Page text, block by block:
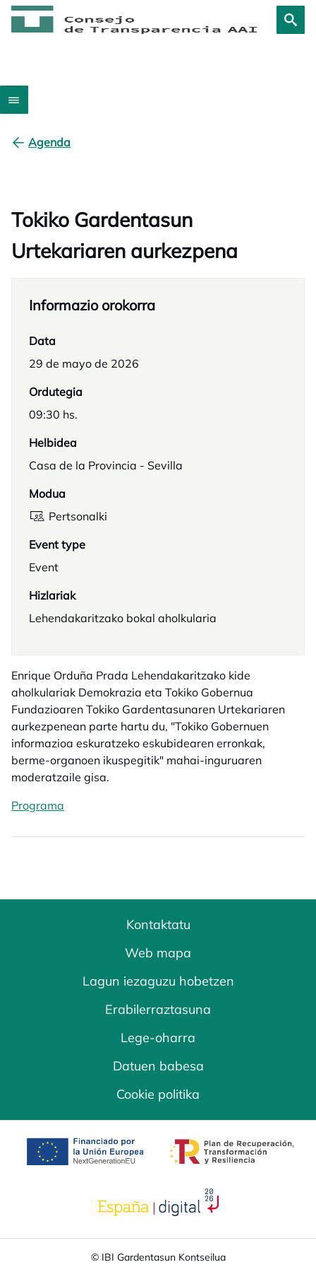
Agenda
Tokiko Gardentasun
Urtekariaren aurkezpena
Informazio orokorra
Data
29 de mayo de 2026
Ordutegia
09:30 hs.
Helbidea
Casa de la Provincia - Sevilla
Modua
Pertsonalki
Event type
Event
Hizlariak
Lehendakaritzako bokal aholkularia
Enrique Orduña Prada Lehendakaritzako kide
aholkulariak Demokrazia eta Tokiko Gobernua
Fundazioaren Tokiko Gardentasunaren Urtekariaren
aurkezpenean parte hartu du, "Tokiko Gobernuen
informazioa eskuratzeko eskubidearen erronkak,
berme-organoen ikuspegitik" mahai-inguruaren
moderatzaile gisa.
Programa
Kontaktatu
Web mapa
Lagun iezaguzu hobetzen
Erabilerraztasuna
Lege-oharra
Datuen babesa
Cookie politika
opens in a new tab opens in a new
opens in a new tab
© IBI Gardentasun Kontseilua